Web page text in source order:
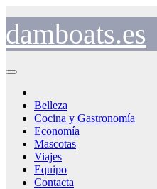
contenido
damboats.es
Belleza
Cocina y Gastronomía
Economía
Mascotas
Viajes
Equipo
Contacta